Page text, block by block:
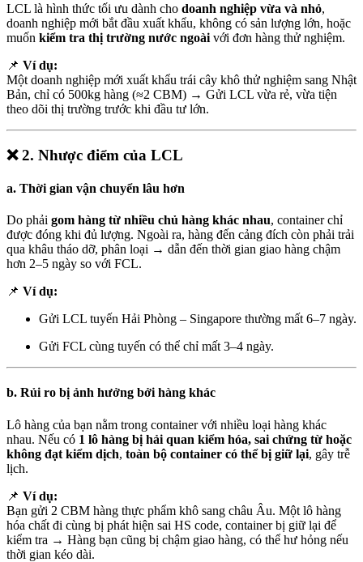
LCL là hình thức tối ưu dành cho doanh nghiệp vừa và nhỏ,
doanh nghiệp mới bắt đầu xuất khẩu, không có sản lượng lớn, hoặc
muốn kiểm tra thị trường nước ngoài với đơn hàng thử nghiệm.
📌 Ví dụ:
Một doanh nghiệp mới xuất khẩu trái cây khô thử nghiệm sang Nhật
Bản, chỉ có 500kg hàng (≈2 CBM) → Gửi LCL vừa rẻ, vừa tiện
theo dõi thị trường trước khi đầu tư lớn.
❌2. Nhược điểm của LCL
a. Thời gian vận chuyển lâu hơn
Do phải gom hàng từ nhiều chủ hàng khác nhau, container chỉ
được đóng khi đủ lượng. Ngoài ra, hàng đến cảng đích còn phải trải
qua khâu tháo dỡ, phân loại → dẫn đến thời gian giao hàng chậm
hơn 2–5 ngày so với FCL.
📌 Ví dụ:
Gửi LCL tuyến Hải Phòng – Singapore thường mất 6–7 ngày.
Gửi FCL cùng tuyến có thể chỉ mất 3–4 ngày.
b. Rủi ro bị ảnh hưởng bởi hàng khác
Lô hàng của bạn nằm trong container với nhiều loại hàng khác
nhau. Nếu có 1 lô hàng bị hải quan kiểm hóa, sai chứng từ hoặc
không đạt kiểm dịch, toàn bộ container có thể bị giữ lại, gây trễ
lịch.
📌 Ví dụ:
Bạn gửi 2 CBM hàng thực phẩm khô sang châu Âu. Một lô hàng
hóa chất đi cùng bị phát hiện sai HS code, container bị giữ lại để
kiểm tra → Hàng bạn cũng bị chậm giao hàng, có thể hư hỏng nếu
thời gian kéo dài.